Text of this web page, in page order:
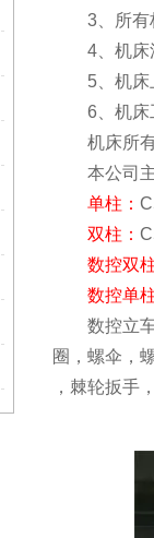
3、所有标
4、机床滑
5、机床上
6、机床工
机床所有
本公司主
单柱：
双柱：
数控双
数控单
数控立车
圈，螺伞，
，棘轮扳手